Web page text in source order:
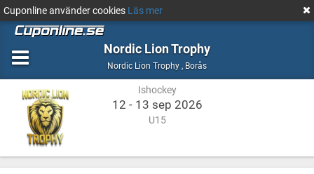
Cuponline använder cookies Läs mer
Nordic Lion Trophy
Nordic Lion Trophy , Ishockey
BoråsBorås
Ishockey
12 - 13 sep 2026
U15